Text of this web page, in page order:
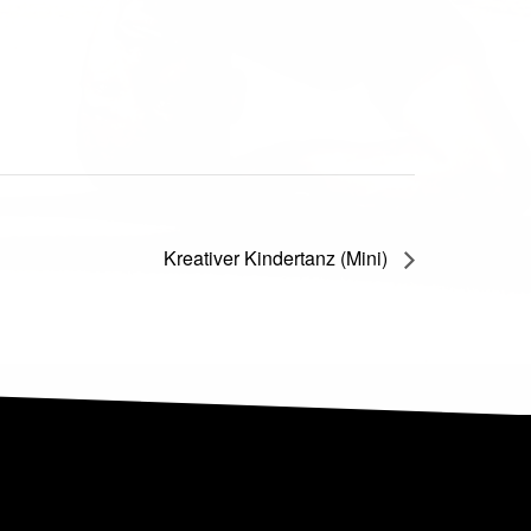
Kreativer Kindertanz (Mini)